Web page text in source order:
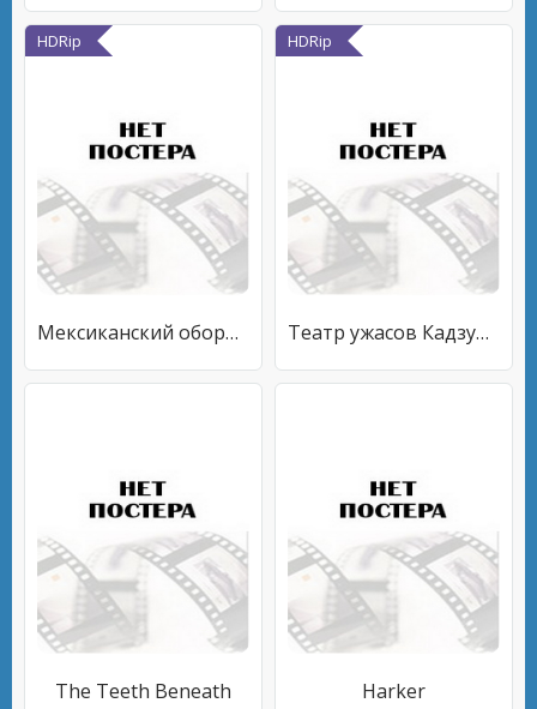
HDRip
Мексиканский оборотень в Техасе
HDRip
Театр ужасов Кадзуо Умэдзу: Амброзия
The Teeth Beneath Harker